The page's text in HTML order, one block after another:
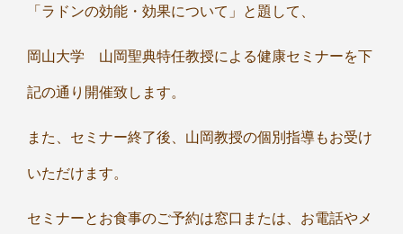
「ラドンの効能・効果について」と題して、
岡山大学 山岡聖典特任教授による健康セミナーを下
記の通り開催致します。
また、セミナー終了後、山岡教授の個別指導もお受け
いただけます。
セミナーとお食事のご予約は窓口または、お電話やメ